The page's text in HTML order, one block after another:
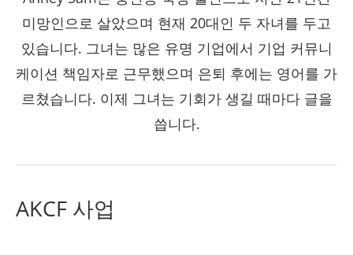
미망인으로 살았으며 현재 20대인 두 자녀를 두고
있습니다. 그녀는 많은 유명 기업에서 기업 커뮤니
케이션 책임자로 근무했으며 은퇴 후에는 영어를 가
르쳤습니다. 이제 그녀는 기회가 생길 때마다 글을
씁니다.
AKCF 사업